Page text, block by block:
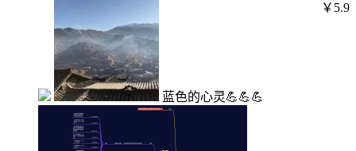
蓝色的心灵💪💪💪
￥5.9